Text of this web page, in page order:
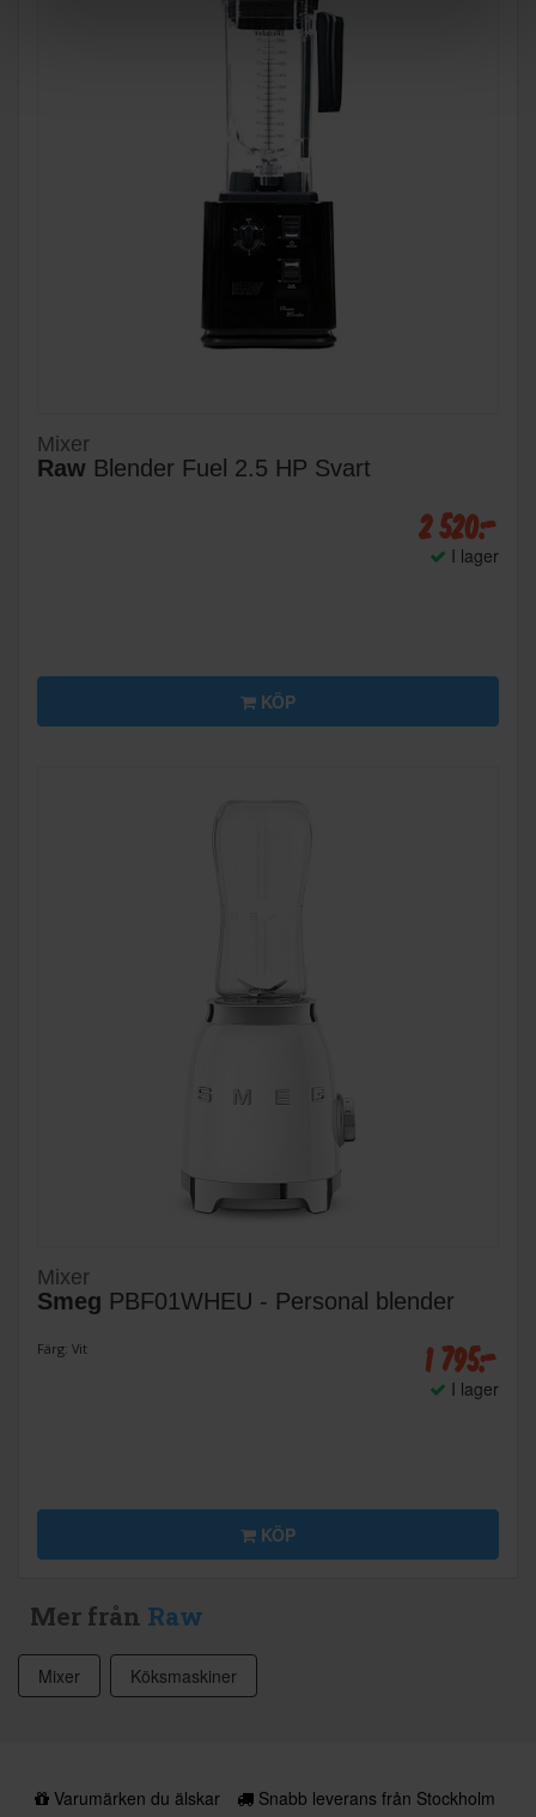
Mixer
Raw Blender Fuel 2.5 HP Svart
2 520:-
I lager
KÖP
Mixer
Smeg PBF01WHEU - Personal blender
Färg: Vit 1 795:-
I lager
KÖP
Mer från Raw
Mixer Köksmaskiner
Varumärken du älskar
Snabb leverans från Stockholm